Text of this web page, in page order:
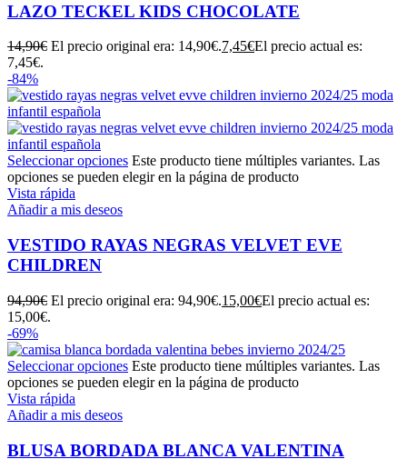
LAZO TECKEL KIDS CHOCOLATE
14,90€ El precio original era: 14,90€.7,45€El precio actual es:
7,45€.
-84%
Seleccionar opciones Este producto tiene múltiples variantes. Las
opciones se pueden elegir en la página de producto
Vista rápida
Añadir a mis deseos
VESTIDO RAYAS NEGRAS VELVET EVE
CHILDREN
94,90€ El precio original era: 94,90€.15,00€El precio actual es:
15,00€.
-69%
Seleccionar opciones Este producto tiene múltiples variantes. Las
opciones se pueden elegir en la página de producto
Vista rápida
Añadir a mis deseos
BLUSA BORDADA BLANCA VALENTINA